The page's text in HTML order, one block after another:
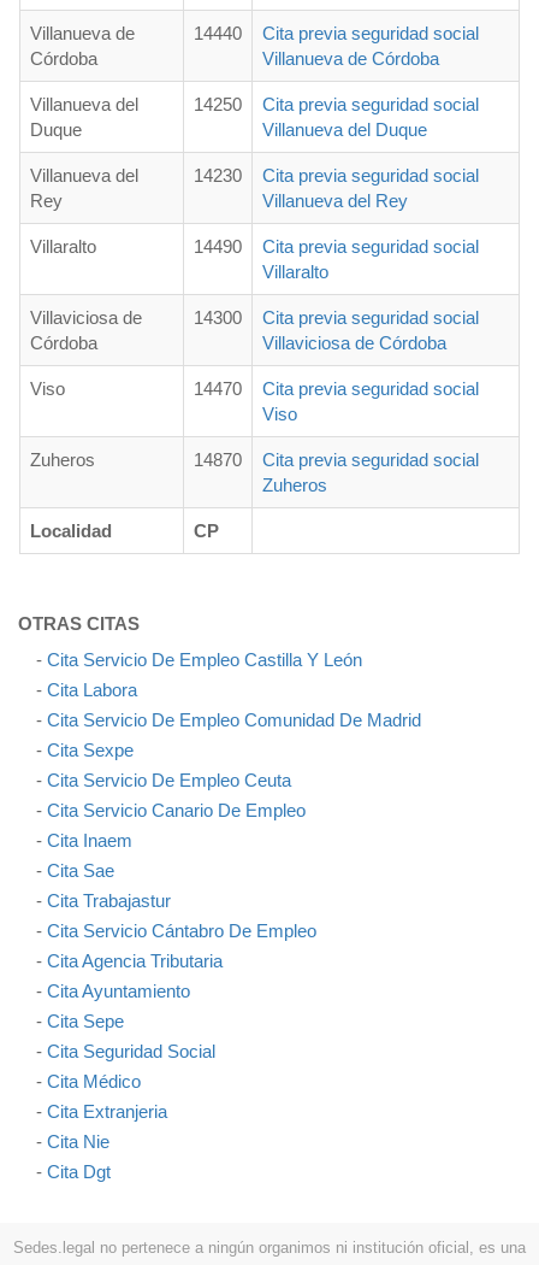
Villanueva de
Córdoba
14440
Cita previa seguridad social
Villanueva de Córdoba
Villanueva del
Duque
14250
Cita previa seguridad social
Villanueva del Duque
Villanueva del
Rey
14230
Cita previa seguridad social
Villanueva del Rey
Villaralto 14490
Cita previa seguridad social
Villaralto
Villaviciosa de
Córdoba
14300
Cita previa seguridad social
Villaviciosa de Córdoba
Viso 14470
Cita previa seguridad social
Viso
Zuheros 14870
Cita previa seguridad social
Zuheros
Localidad CP
OTRAS CITAS
- Cita Servicio De Empleo Castilla Y León
- Cita Labora
- Cita Servicio De Empleo Comunidad De Madrid
- Cita Sexpe
- Cita Servicio De Empleo Ceuta
- Cita Servicio Canario De Empleo
- Cita Inaem
- Cita Sae
- Cita Trabajastur
- Cita Servicio Cántabro De Empleo
- Cita Agencia Tributaria
- Cita Ayuntamiento
- Cita Sepe
- Cita Seguridad Social
- Cita Médico
- Cita Extranjeria
- Cita Nie
- Cita Dgt
Sedes.legal no pertenece a ningún organimos ni institución oficial, es una